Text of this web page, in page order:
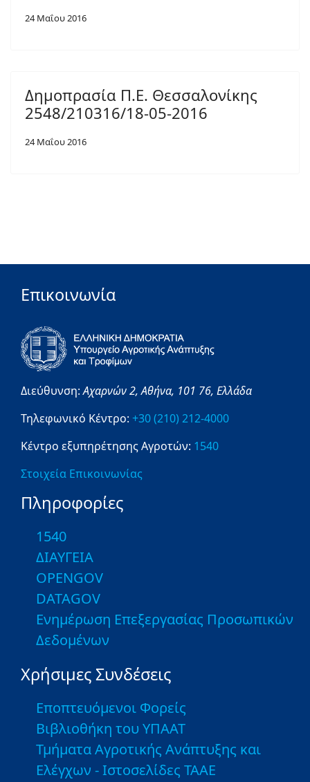
24 Μαΐου 2016
Δημοπρασία Π.Ε. Θεσσαλονίκης
2548/210316/18-05-2016
24 Μαΐου 2016
Επικοινωνία
Διεύθυνση:Αχαρνών 2,Αθήνα, 101 76, Ελλάδα
Τηλεφωνικό Κέντρο: +30 (210) 212-4000
Κέντρο εξυπηρέτησης Αγροτών: 1540
Στοιχεία Επικοινωνίας
Πληροφορίες
1540
ΔΙΑΥΓΕΙΑ
OPENGOV
DATAGOV
Ενημέρωση Επεξεργασίας Προσωπικών
Δεδομένων
Χρήσιμες Συνδέσεις
Εποπτευόμενοι Φορείς
Βιβλιοθήκη του ΥΠΑΑΤ
Τμήματα Αγροτικής Ανάπτυξης και
Ελέγχων - Ιστοσελίδες ΤΑΑΕ